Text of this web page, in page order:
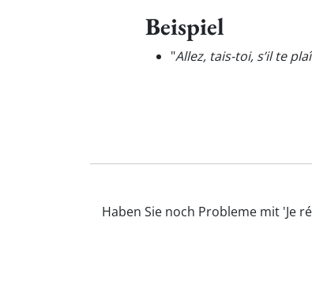
Beispiel
"Allez, tais-toi, s’il te
Haben Sie noch Probleme mit 'Je